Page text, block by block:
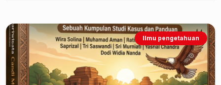
Ilmu pengetahuan